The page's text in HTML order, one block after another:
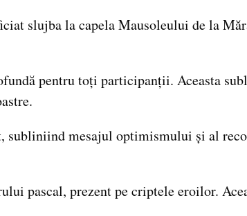
slujba la capela Mausoleului de la
pentru toți participanții. Aceasta
subliniind mesajul optimismului și al
pascal, prezent pe criptele eroilor.